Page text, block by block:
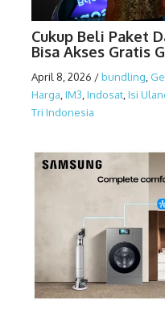
Cukup Beli Paket
Bisa Akses Gratis
April 8, 2026 /bundling,
Harga,IM3,Indosat,Isi
Tri Indonesia